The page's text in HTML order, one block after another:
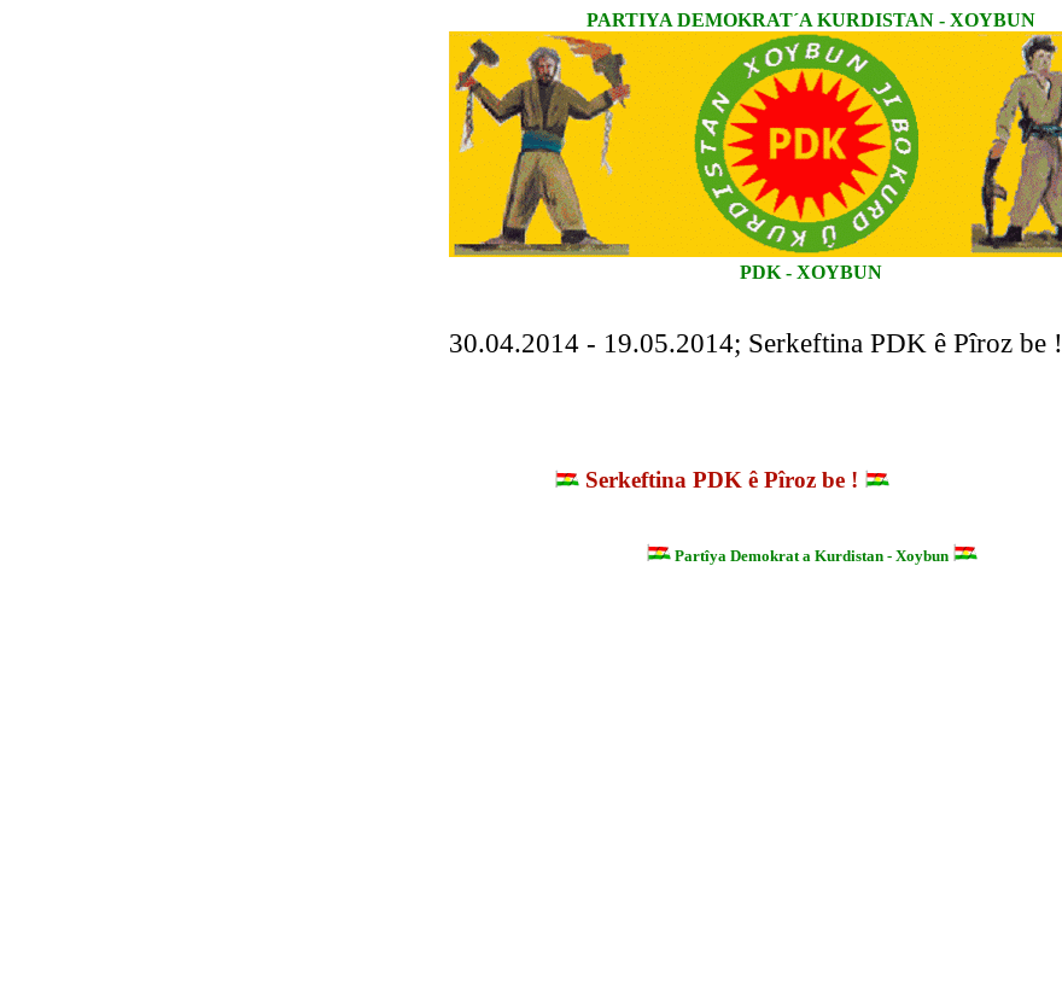
PARTIYA DEMOKRAT´A KURDISTAN - XOYBUN
PDK - XOYBUN
30.04.2014 - 19.05.2014; Serkeftina PDK ê Pîroz be !
Serkeftina PDK ê Pîroz be !
Partîya Demokrat a Kurdistan - Xoybun